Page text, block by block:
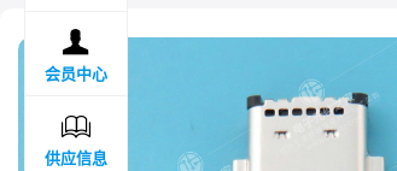

会员中心

供应信息